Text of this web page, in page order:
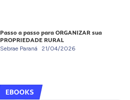
Passo a passo para ORGANIZAR sua
PROPRIEDADE RURAL
Sebrae Paraná 21/04/2026
EBOOKS